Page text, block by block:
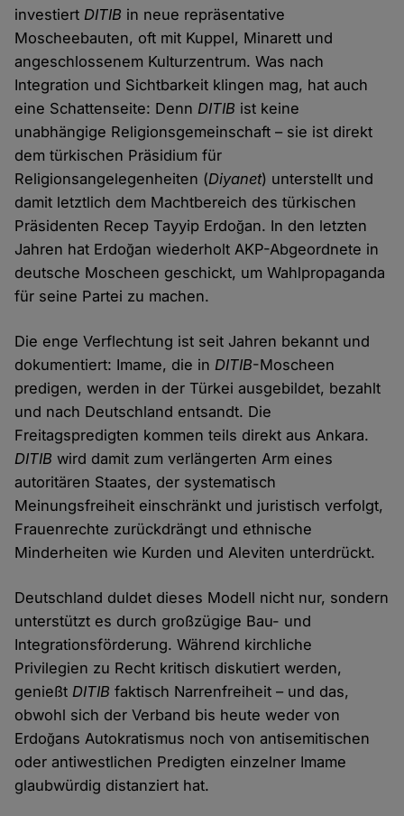
investiertDITIB in neue repräsentative
Moscheebauten, oft mit Kuppel, Minarett und
angeschlossenem Kulturzentrum. Was nach
Integration und Sichtbarkeit klingen mag, hat auch
eine Schattenseite: DennDITIB ist keine
unabhängige Religionsgemeinschaft – sie ist direkt
dem türkischen Präsidium für
Religionsangelegenheiten (Diyanet) unterstellt und
damit letztlich dem Machtbereich des türkischen
Präsidenten Recep Tayyip Erdoğan. In den letzten
Jahren hat Erdoğan wiederholt AKP-Abgeordnete in
deutsche Moscheen geschickt, um Wahlpropaganda
für seine Partei zu machen.
Die enge Verflechtung ist seit Jahren bekannt und
dokumentiert: Imame, die inDITIB-Moscheen
predigen, werden in der Türkei ausgebildet, bezahlt
und nach Deutschland entsandt. Die
Freitagspredigten kommen teils direkt aus Ankara.
DITIB wird damit zum verlängerten Arm eines
autoritären Staates, der systematisch
Meinungsfreiheit einschränkt und juristisch verfolgt,
Frauenrechte zurückdrängt und ethnische
Minderheiten wie Kurden und Aleviten unterdrückt.
Deutschland duldet dieses Modell nicht nur, sondern
unterstützt es durch großzügige Bau- und
Integrationsförderung. Während kirchliche
Privilegien zu Recht kritisch diskutiert werden,
genießtDITIB faktisch Narrenfreiheit – und das,
obwohl sich der Verband bis heute weder von
Erdoğans Autokratismus noch von antisemitischen
oder antiwestlichen Predigten einzelner Imame
glaubwürdig distanziert hat.